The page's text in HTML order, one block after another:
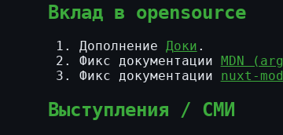
Вклад в opensource
Дополнение Доки .
Фикс документации MDN
Фикс документации nuxt-
Выступления / СМИ